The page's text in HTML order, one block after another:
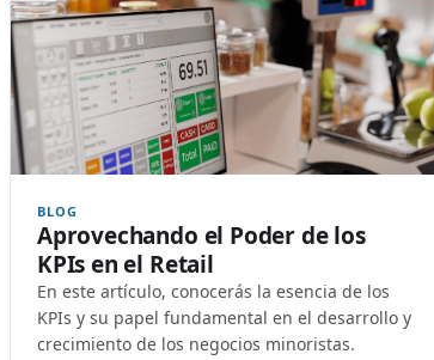
BLOG
Aprovechando el Poder de los
KPIs en el Retail
En este artículo, conocerás la esencia de los
KPIs y su papel fundamental en el desarrollo y
crecimiento de los negocios minoristas.